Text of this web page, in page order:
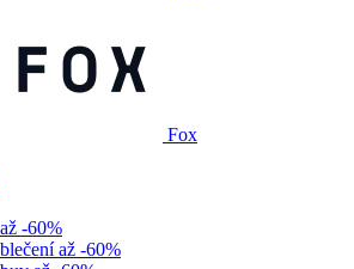
Fox
-60%
až -60%